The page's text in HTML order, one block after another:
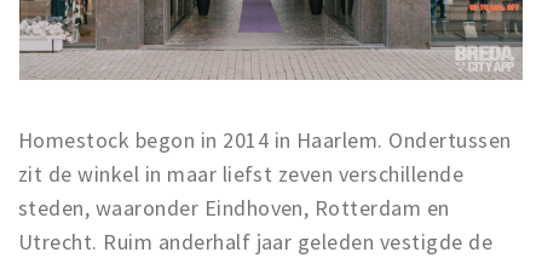
Homestock begon in 2014 in Haarlem. Ondertussen
zit de winkel in maar liefst zeven verschillende
steden, waaronder Eindhoven, Rotterdam en
Utrecht. Ruim anderhalf jaar geleden vestigde de